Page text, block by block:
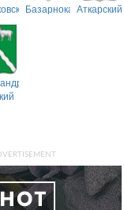
Базарнокарабулакский
Аткарский